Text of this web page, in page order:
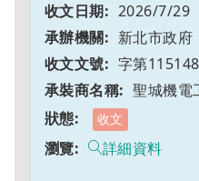
2026/7/29
新北市政府
字第
聖城機電
收文
詳細資料